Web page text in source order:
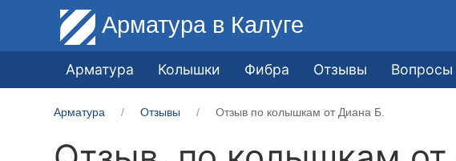
Арматура в Калуге
Арматура Колышки Фибра Отзывы Вопросы
Арматура Отзывы Отзыв по колышкам от Диана Б.